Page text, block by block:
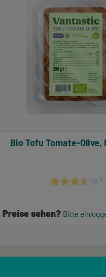
¹
Bio Tofu Tomate-Olive,
Preise sehen? Bitte